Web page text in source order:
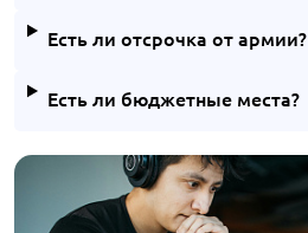
Есть ли отсрочка от армии?
Есть ли бюджетные места?